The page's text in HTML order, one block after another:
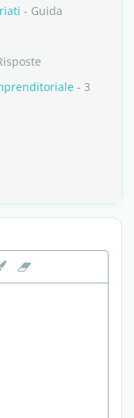
- Guida
- 3